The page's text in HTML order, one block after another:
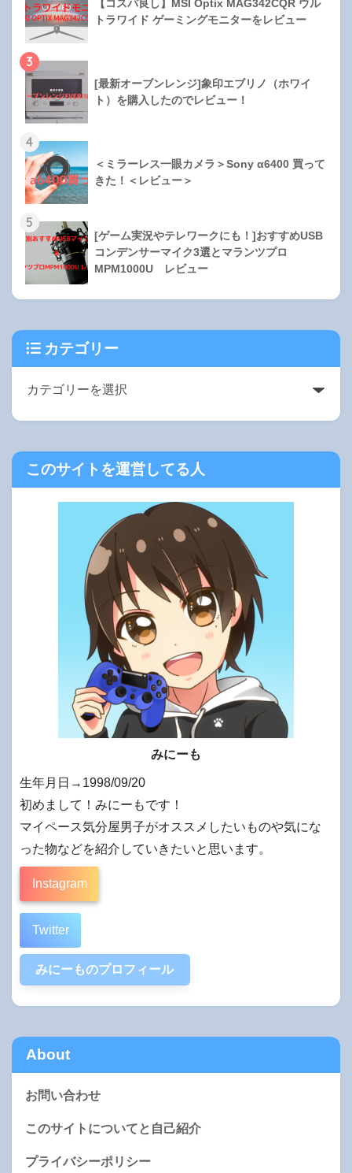
【コスパ良し】MSI Optix MAG342CQR ウル
トラワイド ゲーミングモニターをレビュー
3
[最新オーブンレンジ]象印エブリノ（ホワイ
ト）を購入したのでレビュー！
4
＜ミラーレス一眼カメラ＞Sony α6400 買って
きた！＜レビュー＞
5
[ゲーム実況やテレワークにも！]おすすめUSB
コンデンサーマイク3選とマランツプロ
MPM1000U レビュー
カテゴリー
このサイトを運営してる人
みにーも
生年月日→1998/09/20
初めまして！みにーもです！
マイペース気分屋男子がオススメしたいものや気にな
った物などを紹介していきたいと思います。
Instagram
Twitter
みにーものプロフィール
About
お問い合わせ
このサイトについてと自己紹介
プライバシーポリシー